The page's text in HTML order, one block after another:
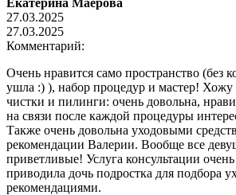
27.03.2025
27.03.2025
Комментарий:
Очень нравится само пространство (без
ушла :) ), набор процедур и мастер! Хожу
чистки и пилинги: очень довольна,
на связи после каждой процедуры
Также очень довольна уходовыми
рекомендации Валерии. Вообще все
приветливые! Услуга консультации
приводила дочь подростка для подбора
рекомендациями.